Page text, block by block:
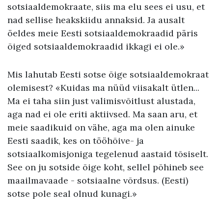
sotsiaaldemokraate, siis ma elu sees ei usu, et
nad sellise heakskiidu annaksid. Ja ausalt
öeldes meie Eesti sotsiaaldemokraadid päris
õiged sotsiaaldemokraadid ikkagi ei ole.»
Mis lahutab Eesti sotse õige sotsiaaldemokraat
olemisest? «Kuidas ma nüüd viisakalt ütlen...
Ma ei taha siin just valimisvõitlust alustada,
aga nad ei ole eriti aktiivsed. Ma saan aru, et
meie saadikuid on vähe, aga ma olen ainuke
Eesti saadik, kes on tööhõive- ja
sotsiaalkomisjoniga tegelenud aastaid tõsiselt.
See on ju sotside õige koht, sellel põhineb see
maailmavaade - sotsiaalne võrdsus. (Eesti)
sotse pole seal olnud kunagi.»